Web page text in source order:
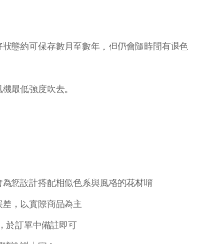
態約可保存數月至數年，但仍會隨時間有退色
最低強度吹去。
您設計搭配相似色系與風格的花材唷
，以實際商品為主
於訂單中備註即可